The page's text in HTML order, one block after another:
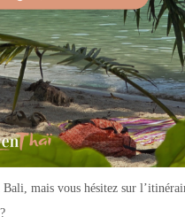
mais vous hésitez sur